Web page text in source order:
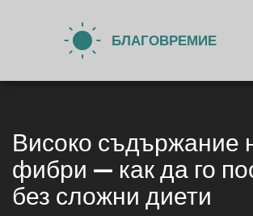
Високо съдържание
фибри — как да го
без сложни диети